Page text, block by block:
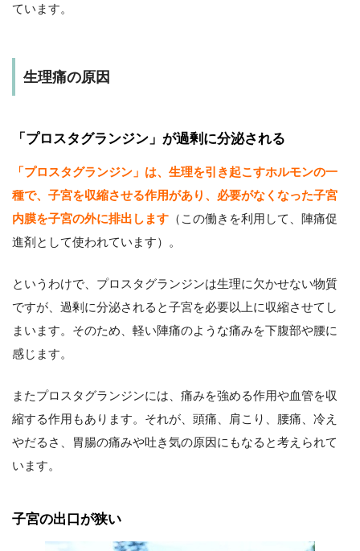
ています。
生理痛の原因
「プロスタグランジン」が過剰に分泌される
「プロスタグランジン」は、生理を引き起こすホルモンの一
種で、子宮を収縮させる作用があり、必要がなくなった子宮
内膜を子宮の外に排出します （この働きを利用して、陣痛促
進剤として使われています）。
というわけで、プロスタグランジンは生理に欠かせない物質
ですが、過剰に分泌されると子宮を必要以上に収縮させてし
まいます。そのため、軽い陣痛のような痛みを下腹部や腰に
感じます。
またプロスタグランジンには、痛みを強める作用や血管を収
縮する作用もあります。それが、頭痛、肩こり、腰痛、冷え
やだるさ、胃腸の痛みや吐き気の原因にもなると考えられて
います。
子宮の出口が狭い